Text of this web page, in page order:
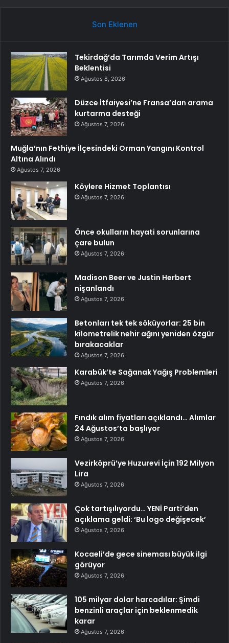
Son Eklenen
Tekirdağ’da Tarımda Verim Artışı
Beklentisi
Ağustos 8, 2026
Düzce İtfaiyesi’ne Fransa’dan arama
kurtarma desteği
Ağustos 7, 2026
Muğla’nın Fethiye İlçesindeki Orman Yangını Kontrol
Altına Alındı
Ağustos 7, 2026
Köylere Hizmet Toplantısı
Ağustos 7, 2026
Önce okulların hayati sorunlarına
çare bulun
Ağustos 7, 2026
Madison Beer ve Justin Herbert
nişanlandı
Ağustos 7, 2026
Betonları tek tek söküyorlar: 25 bin
kilometrelik nehir ağını yeniden özgür
bırakacaklar
Ağustos 7, 2026
Karabük’te Sağanak Yağış Problemleri
Ağustos 7, 2026
Fındık alım fiyatları açıklandı… Alımlar
24 Ağustos’ta başlıyor
Ağustos 7, 2026
Vezirköprü’ye Huzurevi İçin 192 Milyon
Lira
Ağustos 7, 2026
Çok tartışılıyordu… YENİ Parti’den
açıklama geldi: ‘Bu logo değişecek’
Ağustos 7, 2026
Kocaeli’de gece sineması büyük ilgi
görüyor
Ağustos 7, 2026
105 milyar dolar harcadılar: Şimdi
benzinli araçlar için beklenmedik
karar
Ağustos 7, 2026